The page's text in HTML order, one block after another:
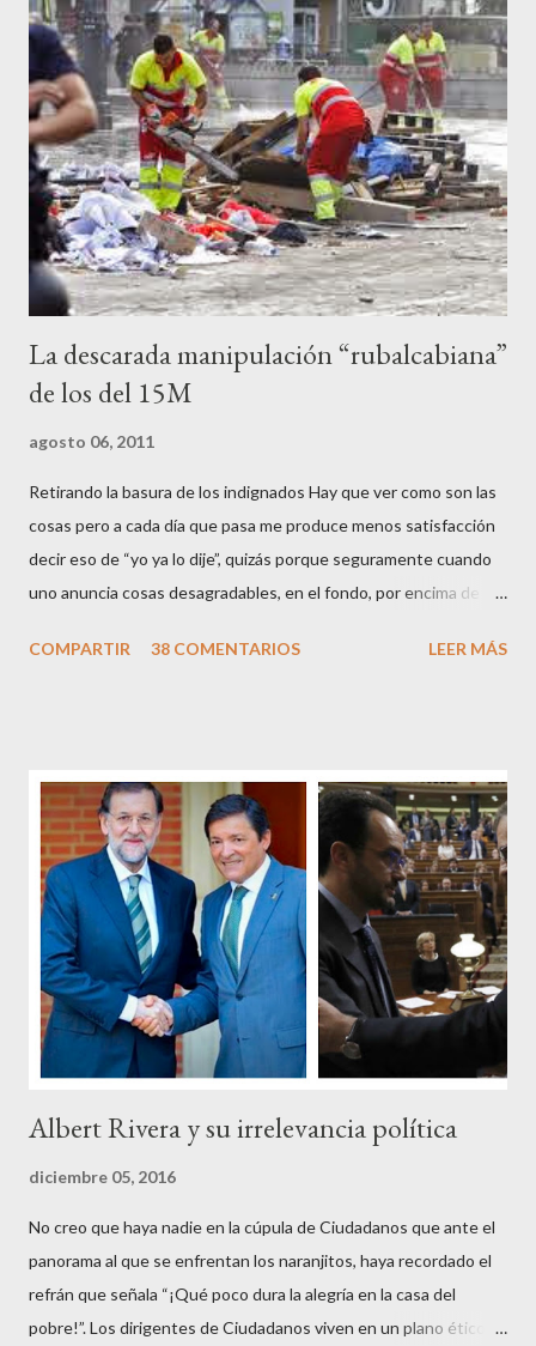
caballeretes salieran en Valencia a la calle, dispuestos a hacer lo
que les viniera en gana, manifestarse sin la autorización
pertinente, cortar el tráfico de las calles más céntricas, volcar los
contenedores de vidrio para tener botellas a mano para agredir a
los agentes, incendiar contenedores, apedrear a la policía,
agredirla, morderla, para que toda la pijo progresía del país, todos
los que no fuman ni tabaco, n...
La descarada manipulación “rubalcabiana”
de los del 15M
agosto 06, 2011
Retirando la basura de los indignados Hay que ver como son las
cosas pero a cada día que pasa me produce menos satisfacción
decir eso de “yo ya lo dije”, quizás porque seguramente cuando
uno anuncia cosas desagradables, en el fondo, por encima de la
Pero francamente estos socialistas son tan transparentes en su
de ciudadanos, la mayoría de los cuales no han pagado jamás un
impuesto, sea por vocación o simplemente por no haber tenido
un trabajo en su vida, decidieron salir a la calle revestidos de la
sagrada túnica de la “indignación ciudadana” y con su actitud
crear una paradoja, se autodenominaban “movimiento 15M” y lo
que hicieron fue apoderarse de una plaza pública y allí sentaron
sus reales, bueno sus reales no,...
COMPARTIR 38 COMENTARIOS LEER MÁS
Albert Rivera y su irrelevancia política
diciembre 05, 2016
No creo que haya nadie en la cúpula de Ciudadanos que ante el
panorama al que se enfrentan los naranjitos, haya recordado el
refrán que señala “¡Qué poco dura la alegría en la casa del
pobre!”. Los dirigentes de Ciudadanos viven en un plano ético